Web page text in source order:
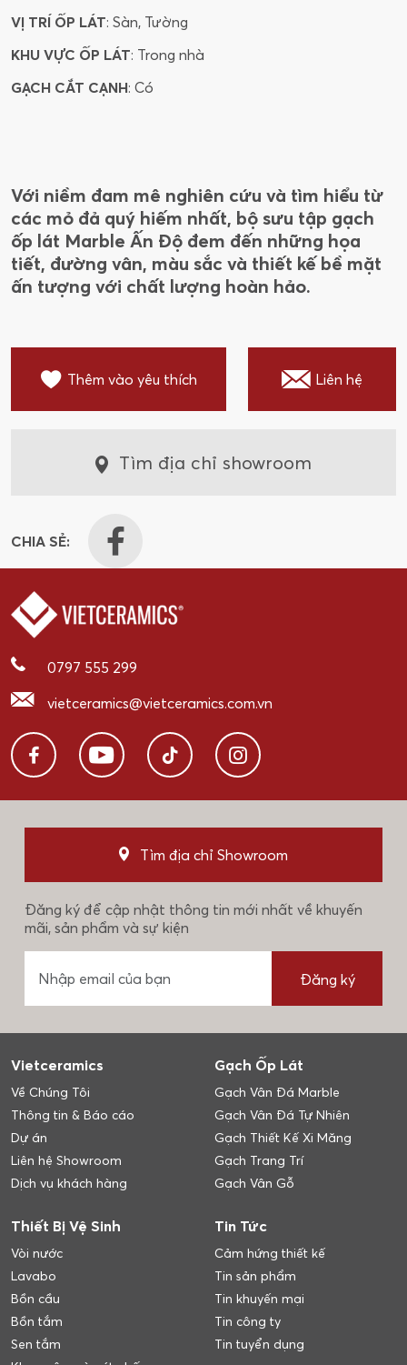
48SUMA 816NATR
816TRMU 816TRMUMA
612TRSTGR 612TRSTGRMA
48NATR 48NATRMA 48TRSTGR
48TRSTGRMA 612LOGRGL
VỊ TRÍ ỐP LÁT: Sàn, Tường
KHU VỰC ỐP LÁT: Trong nhà
GẠCH CẮT CẠNH: Có
Với niềm đam mê nghiên cứu và tìm hiểu từ
các mỏ đả quý hiếm nhất, bộ sưu tập gạch
ốp lát Marble Ấn Độ đem đến những họa
tiết, đường vân, màu sắc và thiết kế bề mặt
ấn tượng với chất lượng hoàn hảo.
Thêm vào yêu thích Liên hệ
Tìm địa chỉ showroom
CHIA SẺ:
0797 555 299
vietceramics@vietceramics.com.vn
Tìm địa chỉ Showroom
Đăng ký để cập nhật thông tin mới nhất về khuyến
mãi, sản phẩm và sự kiện
Đăng ký
Vietceramics
Về Chúng Tôi
Thông tin & Báo cáo
Dự án
Liên hệ Showroom
Dịch vụ khách hàng
Gạch Ốp Lát
Gạch Vân Đá Marble
Gạch Vân Đá Tự Nhiên
Gạch Thiết Kế Xi Măng
Gạch Trang Trí
Gạch Vân Gỗ
Thiết Bị Vệ Sinh
Vòi nước
Lavabo
Bồn cầu
Bồn tắm
Sen tắm
Tin Tức
Cảm hứng thiết kế
Tin sản phẩm
Tin khuyến mại
Tin công ty
Tin tuyển dụng